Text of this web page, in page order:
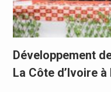
Développement
La Côte d’Ivoire